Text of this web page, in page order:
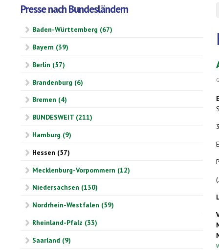
Presse nach Bundesländern
Baden-Württemberg (67)
Bayern (39)
Berlin (57)
Brandenburg (6)
Bremen (4)
BUNDESWEIT (211)
Hamburg (9)
Hessen (57)
Mecklenburg-Vorpommern (12)
Niedersachsen (130)
Nordrhein-Westfalen (59)
Rheinland-Pfalz (33)
Saarland (9)